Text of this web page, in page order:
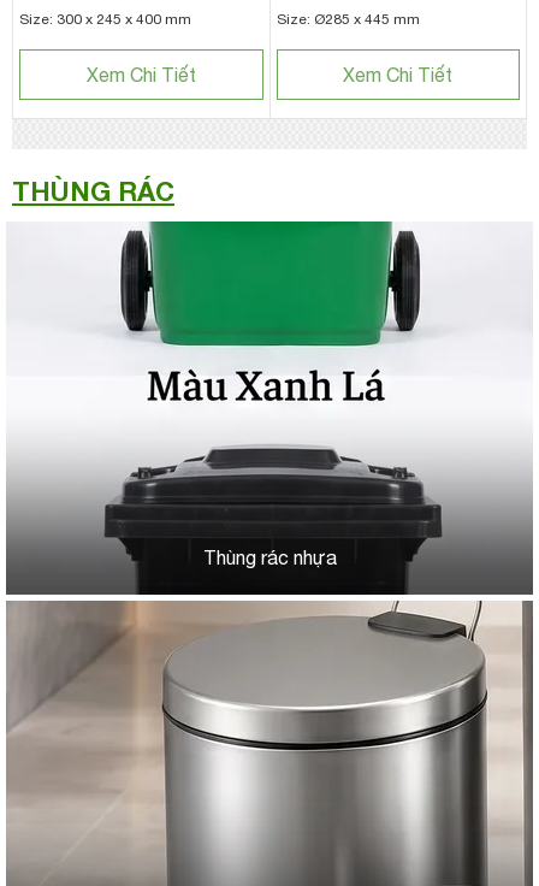
Size: 300 x 245 x 400 mm
Xem Chi Tiết
Size: Ø285 x 445 mm
Xem Chi Tiết
THÙNG RÁC
Thùng rác nhựa